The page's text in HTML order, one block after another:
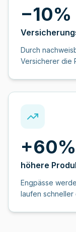
−10%
Durch
Versicherer die
+60%
höhere
Engpässe
laufen schneller